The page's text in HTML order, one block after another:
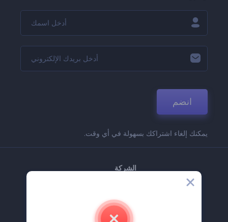
انضم
يمكنك إلغاء اشتراكك بسهولة في أي وقت.
الشركة
اتصل بنا
وظائف